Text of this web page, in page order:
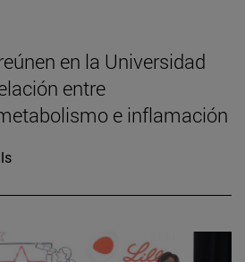
en la Universidad
entre
e inflamación